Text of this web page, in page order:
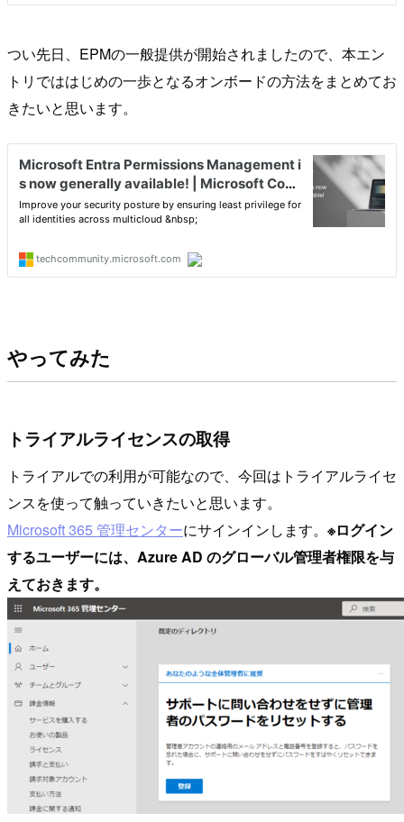
つい先日、EPMの一般提供が開始されましたので、本エン
トリでははじめの一歩となるオンボードの方法をまとめてお
きたいと思います。
やってみた
トライアルライセンスの取得
トライアルでの利用が可能なので、今回はトライアルライセ
ンスを使って触っていきたいと思います。
Microsoft 365 管理センターにサインインします。 ※ログイン
するユーザーには、Azure AD のグローバル管理者権限を与
えておきます。